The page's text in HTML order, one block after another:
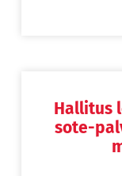
Hallitus
sote-